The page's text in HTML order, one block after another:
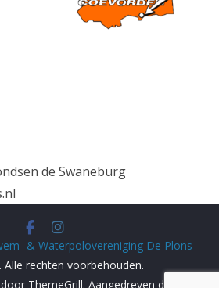
de Swaneburg
& Waterpolovereniging De Plons
. Alle rechten voorbehouden.
ThemeGrill. Aangedreven door